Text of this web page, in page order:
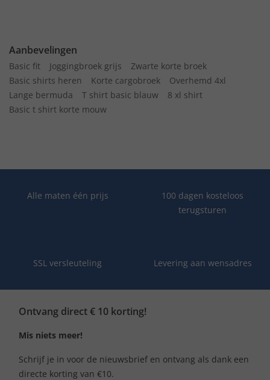
Aanbevelingen
Basic fit Joggingbroek grijs
Zwarte korte broek
Basic shirts heren
Korte cargobroek
Overhemd 4xl
Lange bermuda
T shirt basic blauw
8 xl shirt
Basic t shirt korte mouw
Alle maten één prijs
100 dagen kosteloos
terugsturen
SSL versleuteling Levering aan wensadres
Ontvang direct € 10 korting!
Mis niets meer!
Schrijf je in voor de nieuwsbrief en ontvang als dank een
directe korting van €10.